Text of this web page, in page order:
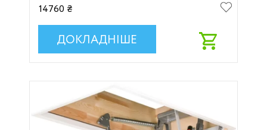
14760 ₴
ДОКЛАДНІШЕ